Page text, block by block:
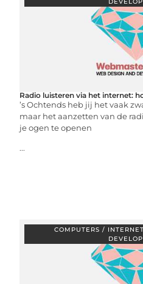
Radio luisteren via het internet:
’s Ochtends heb jij het vaak
maar het aanzetten van de
je ogen te openen
...
COMPUTERS /